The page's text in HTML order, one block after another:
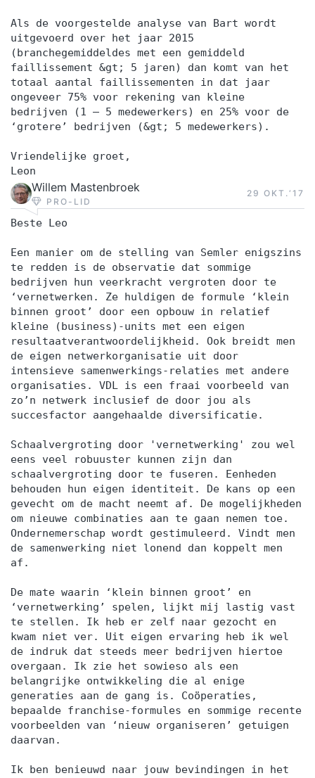
Als de voorgestelde analyse van Bart wordt
uitgevoerd over het jaar 2015
(branchegemiddeldes met een gemiddeld
faillissement &gt; 5 jaren) dan komt van het
totaal aantal faillissementen in dat jaar
ongeveer 75% voor rekening van kleine
bedrijven (1 – 5 medewerkers) en 25% voor de
‘grotere’ bedrijven (&gt; 5 medewerkers).
Vriendelijke groet,
Leon
Willem Mastenbroek
PRO-LID
29 OKT.‘17
Beste Leo
Een manier om de stelling van Semler enigszins
te redden is de observatie dat sommige
bedrijven hun veerkracht vergroten door te
‘vernetwerken. Ze huldigen de formule ‘klein
binnen groot’ door een opbouw in relatief
kleine (business)-units met een eigen
resultaatverantwoordelijkheid. Ook breidt men
de eigen netwerkorganisatie uit door
intensieve samenwerkings-relaties met andere
organisaties. VDL is een fraai voorbeeld van
zo’n netwerk inclusief de door jou als
succesfactor aangehaalde diversificatie.
Schaalvergroting door 'vernetwerking' zou wel
eens veel robuuster kunnen zijn dan
schaalvergroting door te fuseren. Eenheden
behouden hun eigen identiteit. De kans op een
gevecht om de macht neemt af. De mogelijkheden
om nieuwe combinaties aan te gaan nemen toe.
Ondernemerschap wordt gestimuleerd. Vindt men
de samenwerking niet lonend dan koppelt men
af.
De mate waarin ‘klein binnen groot’ en
‘vernetwerking’ spelen, lijkt mij lastig vast
te stellen. Ik heb er zelf naar gezocht en
kwam niet ver. Uit eigen ervaring heb ik wel
de indruk dat steeds meer bedrijven hiertoe
overgaan. Ik zie het sowieso als een
belangrijke ontwikkeling die al enige
generaties aan de gang is. Coöperaties,
bepaalde franchise-formules en sommige recente
voorbeelden van ‘nieuw organiseren’ getuigen
daarvan.
Ik ben benieuwd naar jouw bevindingen in het